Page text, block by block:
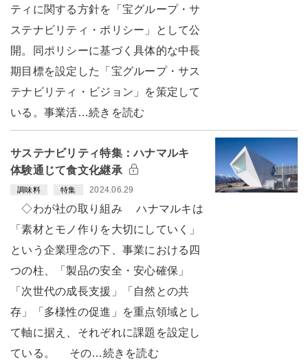
ティに関する方針を「宝グループ・サ
ステナビリティ・ポリシー」として公
開。同ポリシーに基づく具体的な中長
期目標を設定した「宝グループ・サス
テナビリティ・ビジョン」を策定して
いる。事業活…続きを読む
サステナビリティ特集：ハナマルキ
体験通じて食文化継承
調味料 特集 2024.06.29
◇わが社の取り組み ハナマルキは
「素材とモノ作りを大切にしていく」
という企業理念の下、事業における四
つの柱、「製品の安全・安心確保」
「次世代の成長支援」「自然との共
存」「多様性の促進」を重点領域とし
て軸に据え、それぞれに課題を設定し
ている。 その…続きを読む